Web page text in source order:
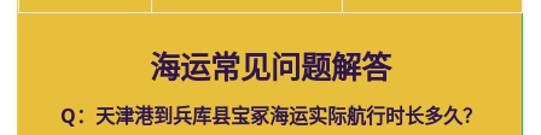
海运常见问题解答
Q：天津港到兵库县宝冢海运实际航行时长多久？